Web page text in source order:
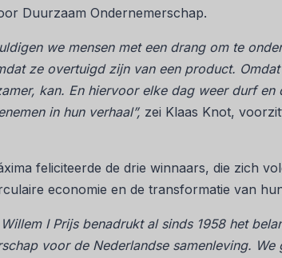
Duurzaam Ondernemerschap.
we mensen met een drang om te
ze overtuigd zijn van een product.
kan. En hiervoor elke dag weer durf
in hun verhaal”, zei Klaas Knot,
feliciteerde de drie winnaars, die zich
economie en de transformatie van
Willem I Prijs benadrukt al sinds 1958 het
voor de Nederlandse samenleving. We